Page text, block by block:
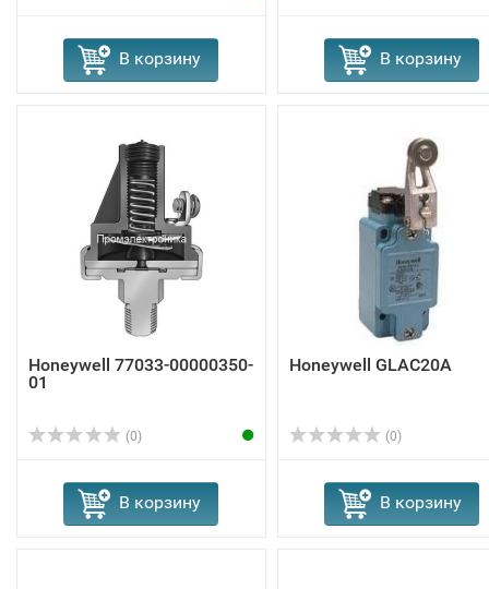
В корзину В корзину
Honeywell 77033-00000350-
01
(0)
В корзину
Honeywell GLAC20A
(0)
В корзину